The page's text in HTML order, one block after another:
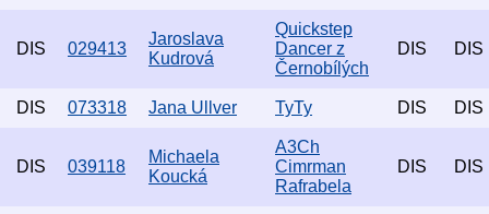
DIS 029413
Jaroslava
Kudrová
Quickstep
Dancer z
Černobílých
DIS DIS
DIS 073318 Jana Ullver TyTy DIS DIS
DIS 039118
Michaela
Koucká
A3Ch
Cimrman
Rafrabela
DIS DIS